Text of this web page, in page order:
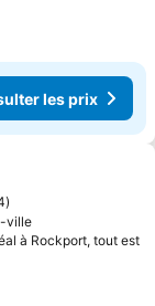
les prix
favoris
ville
à Rockport, tout est